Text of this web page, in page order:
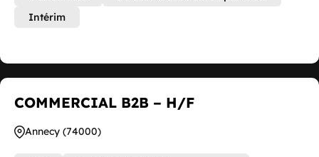
Intérim
COMMERCIAL B2B – H/F
Annecy (74000)